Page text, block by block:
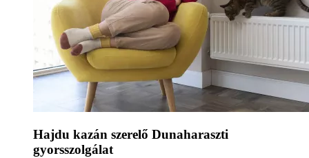
Hajdu kazán szerelő Dunaharaszti
gyorsszolgálat